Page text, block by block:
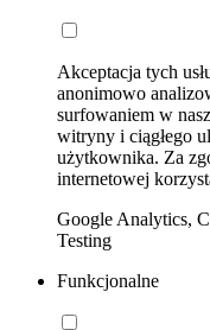
Akceptacja tych
anonimowo
surfowaniem w
witryny i ciągłego
użytkownika. Za
internetowej
Google Analytics,
Testing
Funkcjonalne